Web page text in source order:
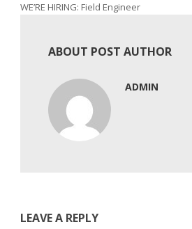
WE’RE HIRING: Field Engineer
ABOUT POST AUTHOR
ADMIN
LEAVE A REPLY